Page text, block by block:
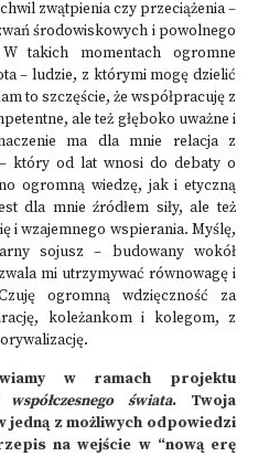
zwątpienia czy przeciążenia –
środowiskowych i powolnego
takich momentach ogromne
– ludzie, z którymi mogę dzielić
to szczęście, że współpracuję z
ale też głęboko uważne i
ma dla mnie relacja z
który od lat wnosi do debaty o
ogromną wiedzę, jak i etyczną
dla mnie źródłem siły, ale też
i wzajemnego wspierania. Myślę,
sojusz – budowany wokół
mi utrzymywać równowagę i
ogromną wdzięczność za
koleżankom i kolegom, z
w ramach projektu
świata. Twoja
jedną z możliwych odpowiedzi
na wejście w “nową erę